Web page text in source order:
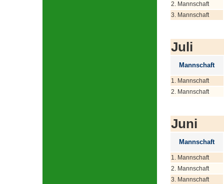
2. Mannschaft
3. Mannschaft
Juli
Mannschaft
1. Mannschaft
2. Mannschaft
Juni
Mannschaft
1. Mannschaft
2. Mannschaft
3. Mannschaft